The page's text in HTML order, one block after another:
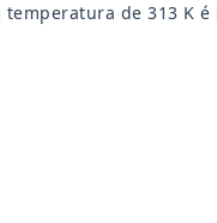
de 313 K é